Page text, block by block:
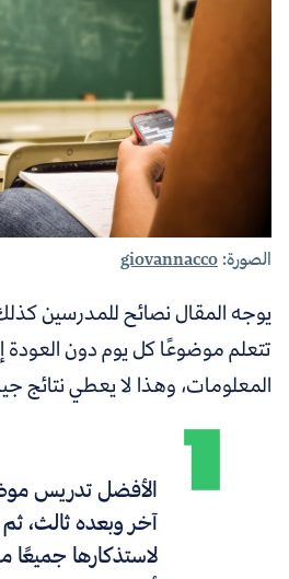
الصورة:giovannacco
يوجه المقال نصائح للمدرسين
تتعلم موضوعًا كل يوم دون العودة
المعلومات، وهذا لا يعطي نتائج
الأفضل تدريس
آخر وبعده ثالث، ثم
لاستذكارها جميعًا